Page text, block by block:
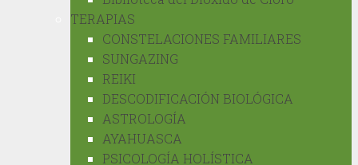
TERAPIAS
CONSTELACIONES FAMILIARES
SUNGAZING
REIKI
DESCODIFICACIÓN BIOLÓGICA
ASTROLOGÍA
AYAHUASCA
PSICOLOGÍA HOLÍSTICA